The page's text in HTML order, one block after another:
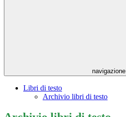
navigazione
Libri di testo
Archivio libri di testo